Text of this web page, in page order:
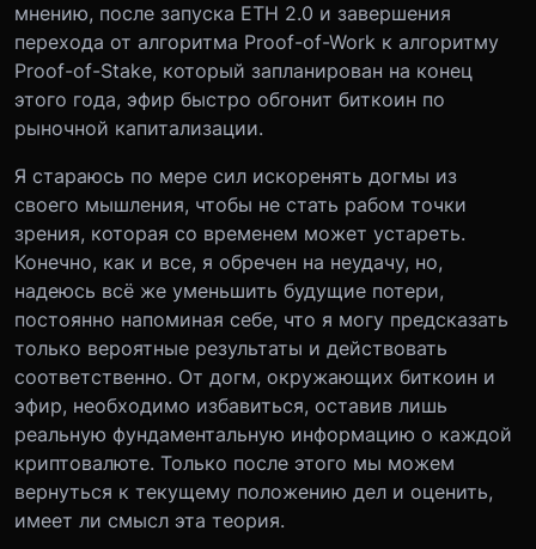
мнению, после запуска ETH 2.0 и завершения
перехода от алгоритма Proof-of-Work к алгоритму
Proof-of-Stake, который запланирован на конец
этого года, эфир быстро обгонит биткоин по
рыночной капитализации.
Я стараюсь по мере сил искоренять догмы из
своего мышления, чтобы не стать рабом точки
зрения, которая со временем может устареть.
Конечно, как и все, я обречен на неудачу, но,
надеюсь всё же уменьшить будущие потери,
постоянно напоминая себе, что я могу предсказать
только вероятные результаты и действовать
соответственно. От догм, окружающих биткоин и
эфир, необходимо избавиться, оставив лишь
реальную фундаментальную информацию о каждой
криптовалюте. Только после этого мы можем
вернуться к текущему положению дел и оценить,
имеет ли смысл эта теория.